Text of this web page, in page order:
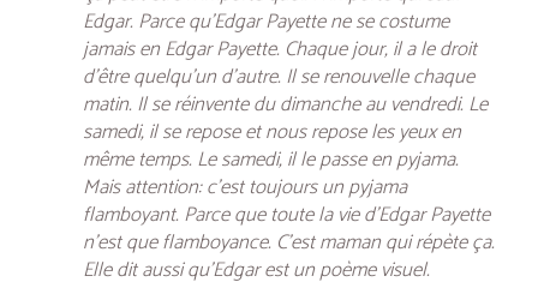
Edgar. Parce qu’Edgar Payette ne se costume
jamais en Edgar Payette. Chaque jour, il a le droit
d’être quelqu’un d’autre. Il se renouvelle chaque
matin. Il se réinvente du dimanche au vendredi. Le
samedi, il se repose et nous repose les yeux en
même temps. Le samedi, il le passe en pyjama.
Mais attention: c’est toujours un pyjama
flamboyant. Parce que toute la vie d’Edgar Payette
n’est que flamboyance. C’est maman qui répète ça.
Elle dit aussi qu’Edgar est un poème visuel.